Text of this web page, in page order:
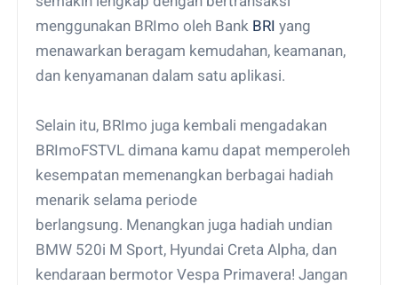
menggunakan BRImo oleh Bank BRI yang
menawarkan beragam kemudahan, keamanan,
dan kenyamanan dalam satu aplikasi.
Selain itu, BRImo juga kembali mengadakan
BRImoFSTVL dimana kamu dapat memperoleh
kesempatan memenangkan berbagai hadiah
menarik selama periode
berlangsung. Menangkan juga hadiah undian
BMW 520i M Sport, Hyundai Creta Alpha, dan
kendaraan bermotor Vespa Primavera! Jangan